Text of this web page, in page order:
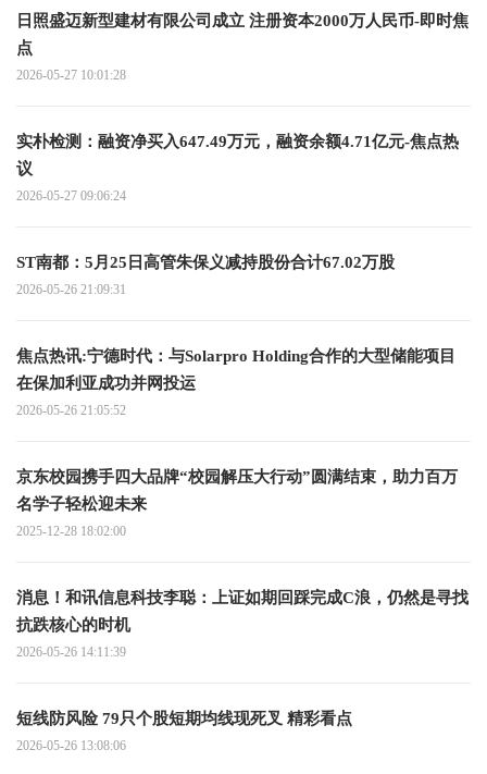
日照盛迈新型建材有限公司成立 注册资本2000万人民币-即时焦
点
2026-05-27 10:01:28
实朴检测：融资净买入647.49万元，融资余额4.71亿元-焦点热
议
2026-05-27 09:06:24
ST南都：5月25日高管朱保义减持股份合计67.02万股
2026-05-26 21:09:31
焦点热讯:宁德时代：与Solarpro Holding合作的大型储能项目
在保加利亚成功并网投运
2026-05-26 21:05:52
京东校园携手四大品牌“校园解压大行动”圆满结束，助力百万
名学子轻松迎未来
2025-12-28 18:02:00
消息！和讯信息科技李聪：上证如期回踩完成C浪，仍然是寻找
抗跌核心的时机
2026-05-26 14:11:39
短线防风险 79只个股短期均线现死叉 精彩看点
2026-05-26 13:08:06